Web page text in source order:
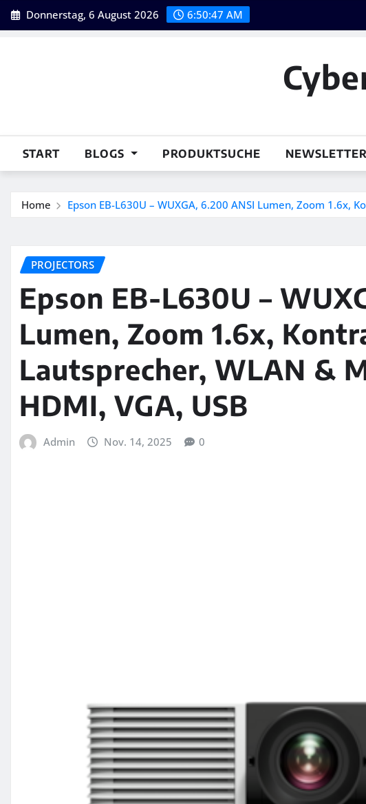
Skip
to
Donnerstag, 6 August 2026 6:50:48 AM
START BLOGS PRODUKTSUCHE NEWSLETTER
Home Epson EB-L630U – WUXGA, 6.200 ANSI Lumen, Zoom 1.6x,
PROJECTORS
Epson EB-L630U –
Lumen, Zoom 1.6x,
Lautsprecher, WLAN &
HDMI, VGA, USB
Admin Nov. 14, 2025 0